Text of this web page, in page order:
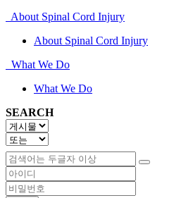
About Spinal Cord Injury
About Spinal Cord Injury
What We Do
What We Do
SEARCH